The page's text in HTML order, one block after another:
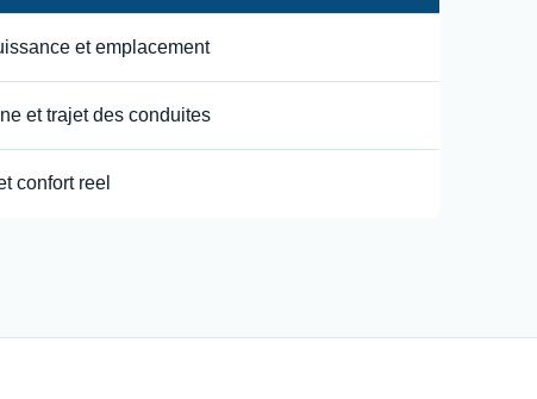
et emplacement
et trajet des conduites
confort reel